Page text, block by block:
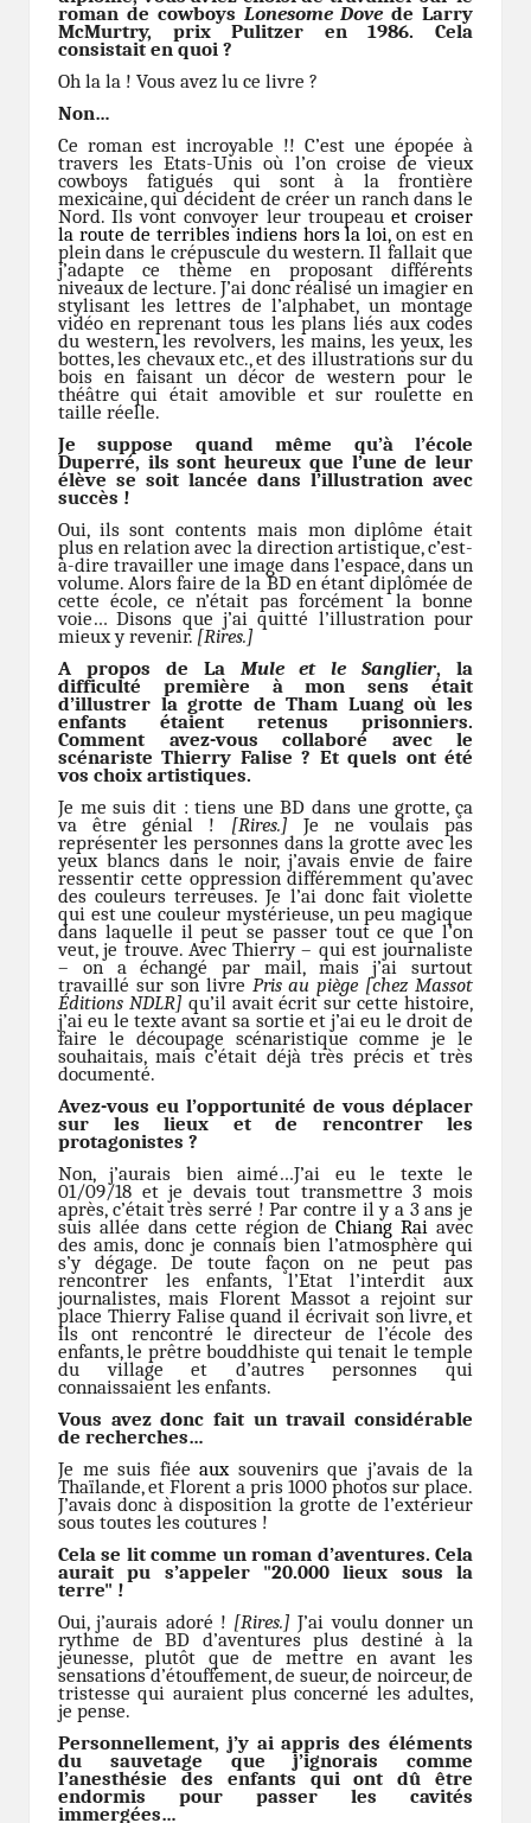
roman de cowboys Lonesome Dove de Larry
McMurtry, prix Pulitzer en 1986. Cela
consistait en quoi ?
Oh la la ! Vous avez lu ce livre ?
Non…
Ce roman est incroyable !! C’est une épopée à
travers les Etats-Unis où l’on croise de vieux
cowboys fatigués qui sont à la frontière
mexicaine, qui décident de créer un ranch dans le
Nord. Ils vont convoyer leur troupeau et croiser
la route de terribles indiens hors la loi, on est en
plein dans le crépuscule du western. Il fallait que
j’adapte ce thème en proposant différents
niveaux de lecture. J’ai donc réalisé un imagier en
stylisant les lettres de l’alphabet, un montage
vidéo en reprenant tous les plans liés aux codes
du western, les revolvers, les mains, les yeux, les
bottes, les chevaux etc., et des illustrations sur du
bois en faisant un décor de western pour le
théâtre qui était amovible et sur roulette en
taille réelle.
Je suppose quand même qu’à l’école
Duperré, ils sont heureux que l’une de leur
élève se soit lancée dans l’illustration avec
succès !
Oui, ils sont contents mais mon diplôme était
plus en relation avec la direction artistique, c’est-
à-dire travailler une image dans l’espace, dans un
volume. Alors faire de la BD en étant diplômée de
cette école, ce n’était pas forcément la bonne
voie… Disons que j’ai quitté l’illustration pour
mieux y revenir. [Rires.]
A propos de La Mule et le Sanglier, la
difficulté première à mon sens était
d’illustrer la grotte de Tham Luang où les
enfants étaient retenus prisonniers.
Comment avez-vous collaboré avec le
scénariste Thierry Falise ? Et quels ont été
vos choix artistiques.
Je me suis dit : tiens une BD dans une grotte, ça
va être génial ! [Rires.] Je ne voulais pas
représenter les personnes dans la grotte avec les
yeux blancs dans le noir, j’avais envie de faire
ressentir cette oppression différemment qu’avec
des couleurs terreuses. Je l’ai donc fait violette
qui est une couleur mystérieuse, un peu magique
dans laquelle il peut se passer tout ce que l’on
veut, je trouve. Avec Thierry – qui est journaliste
– on a échangé par mail, mais j’ai surtout
travaillé sur son livre Pris au piège [chez Massot
Éditions NDLR] qu’il avait écrit sur cette histoire,
j’ai eu le texte avant sa sortie et j’ai eu le droit de
faire le découpage scénaristique comme je le
souhaitais, mais c’était déjà très précis et très
documenté.
Avez-vous eu l’opportunité de vous déplacer
sur les lieux et de rencontrer les
protagonistes ?
Non, j’aurais bien aimé…J’ai eu le texte le
01/09/18 et je devais tout transmettre 3 mois
après, c’était très serré ! Par contre il y a 3 ans je
suis allée dans cette région de Chiang Rai avec
des amis, donc je connais bien l’atmosphère qui
s’y dégage. De toute façon on ne peut pas
rencontrer les enfants, l’Etat l’interdit aux
journalistes, mais Florent Massot a rejoint sur
place Thierry Falise quand il écrivait son livre, et
ils ont rencontré le directeur de l’école des
enfants, le prêtre bouddhiste qui tenait le temple
du village et d’autres personnes qui
connaissaient les enfants.
Vous avez donc fait un travail considérable
de recherches…
Je me suis fiéeaux souvenirs que j’avais de la
Thaïlande, et Florent a pris 1000 photos sur place.
J’avais donc à disposition la grotte de l’extérieur
sous toutes les coutures !
Cela se lit comme un roman d’aventures. Cela
aurait pu s’appeler "20.000 lieux sous la
terre" !
Oui, j’aurais adoré ! [Rires.]J’ai voulu donner un
rythme de BD d’aventures plus destiné à la
jeunesse, plutôt que de mettre en avant les
sensations d’étouffement, de sueur, de noirceur, de
tristesse qui auraient plus concerné les adultes,
je pense.
Personnellement, j’y ai appris des éléments
du sauvetage que j’ignorais comme
l’anesthésie des enfants qui ont dû être
endormis pour passer les cavités
immergées…